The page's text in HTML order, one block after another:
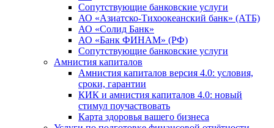
Сопутствующие банковские услуги
АО «Азиатско-Тихоокеанский банк» (АТБ)
АО «Солид Банк»
АО «Банк ФИНАМ» (РФ)
Сопутствующие банковские услуги
Амнистия капиталов
Амнистия капиталов версия 4.0: условия,
сроки, гарантии
КИК и амнистия капиталов 4.0: новый
стимул поучаствовать
Карта здоровья вашего бизнеса